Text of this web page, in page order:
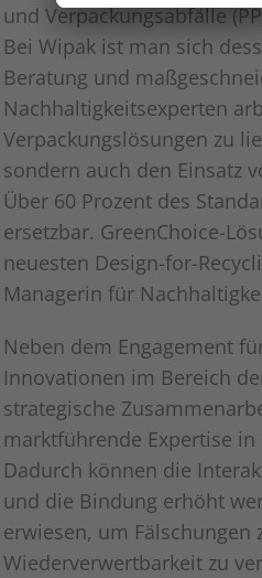
und Verpackungsabfälle
Bei Wipak ist man sich
Beratung und
Nachhaltigkeitsexperten
Verpackungslösungen zu
sondern auch den Einsatz
Über 60 Prozent des
ersetzbar. GreenChoice-
neuesten Design-for-
Managerin für
Neben dem Engagement
Innovationen im Bereich
strategische
marktführende Expertise
Dadurch können die
und die Bindung erhöht
erwiesen, um
Wiederverwertbarkeit zu